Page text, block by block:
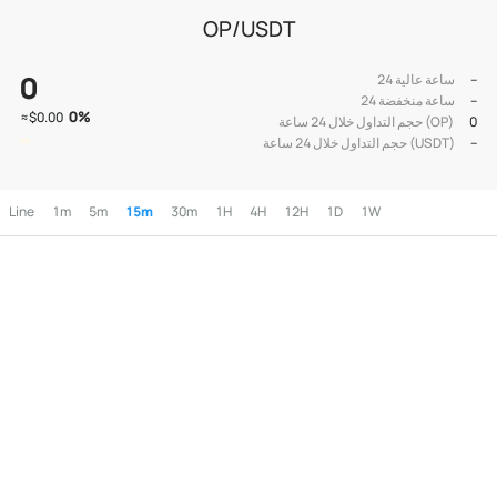
OP/USDT
0
≈$0.00 0%
24 ساعة عالية
--
24 ساعة منخفضة
--
حجم التداول خلال 24 ساعة (OP)
0
حجم التداول خلال 24 ساعة (USDT)
--
Line 1m 5m 15m 30m 1H 4H 12H 1D 1W